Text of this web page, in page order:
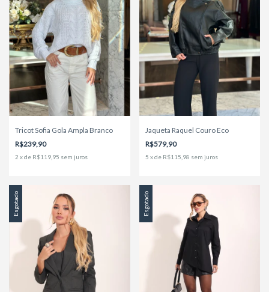
Tricot Sofia Gola Ampla Branco
R$239,90
2 xde R$119,95 sem juros
Jaqueta Raquel Couro Eco
R$579,90
5 xde R$115,98 sem juros
Esgotado Esgotado